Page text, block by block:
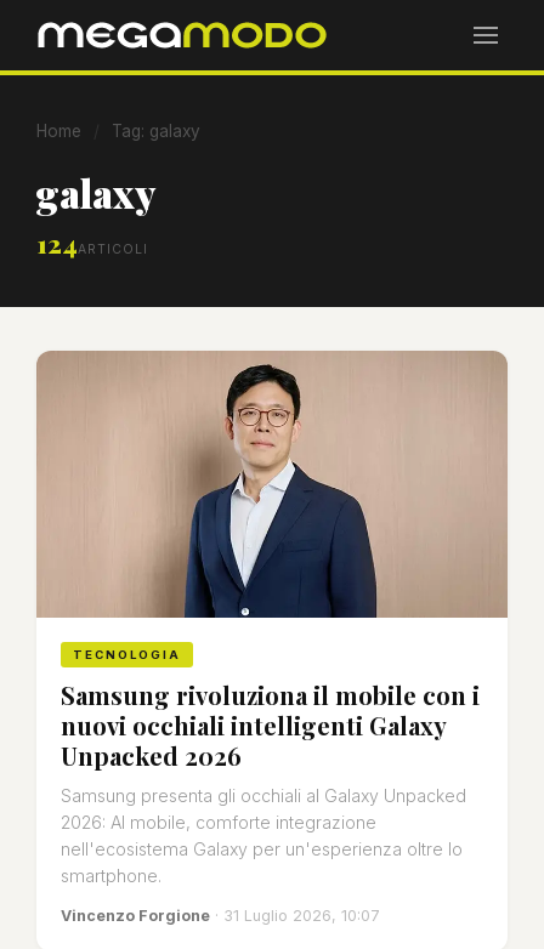
Home Tag: galaxy
galaxy
124ARTICOLI
TECNOLOGIA
Samsung rivoluziona il mobile con i
nuovi occhiali intelligenti Galaxy
Unpacked 2026
Samsung presenta gli occhiali al Galaxy Unpacked
2026: AI mobile, comforte integrazione
nell'ecosistema Galaxy per un'esperienza oltre lo
smartphone.
Vincenzo Forgione · 31 Luglio 2026, 10:07